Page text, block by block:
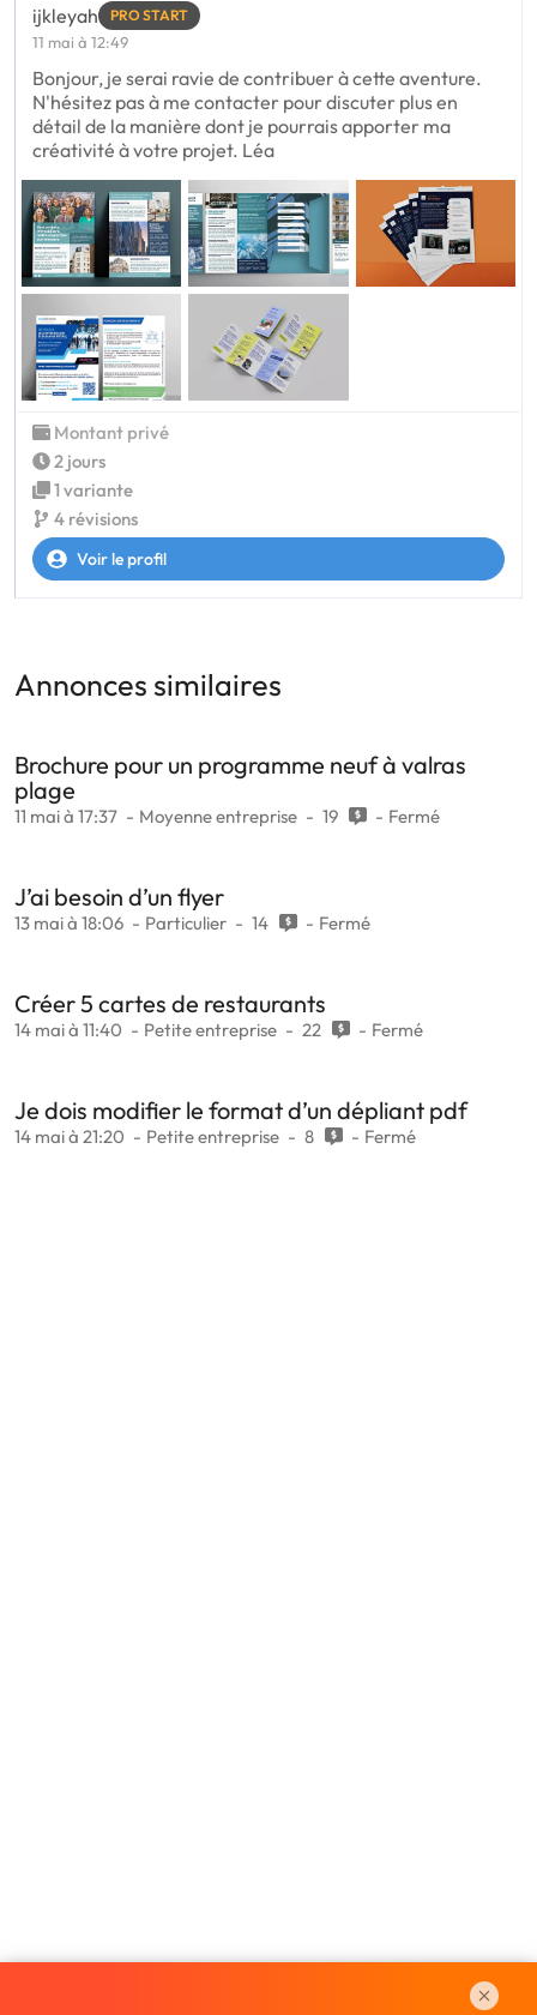
ijkleyah PRO START
11 mai à 12:49
Bonjour, je serai ravie de contribuer à cette aventure.
N'hésitez pas à me contacter pour discuter plus en
détail de la manière dont je pourrais apporter ma
créativité à votre projet. Léa
Montant privé
2 jours
1 variante
4 révisions
Voir le profil
Annonces similaires
Brochure pour un programme neuf à valras
plage
11 mai à 17:37 Moyenne entreprise 19 Fermé
J’ai besoin d’un flyer
13 mai à 18:06 Particulier 14 Fermé
Créer 5 cartes de restaurants
14 mai à 11:40 Petite entreprise 22 Fermé
Je dois modifier le format d’un dépliant pdf
14 mai à 21:20 Petite entreprise 8 Fermé